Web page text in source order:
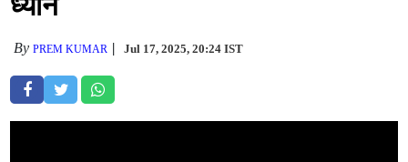
ByPREM KUMAR Jul 17, 2025, 20:24 IST